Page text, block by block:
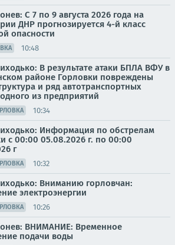
С 7 по 9 августа 2026 года на
ДНР прогнозируется 4-й класс
опасности
10:48
В результате атаки БПЛА ВФУ в
районе Горловки повреждены
и ряд автотранспортных
из предприятий
10:34
Информация по обстрелам
с 00:00 05.08.2026 г. по 00:00
г
10:32
Вниманию горловчан:
электроэнергии
10:26
ВНИМАНИЕ: Временное
подачи воды